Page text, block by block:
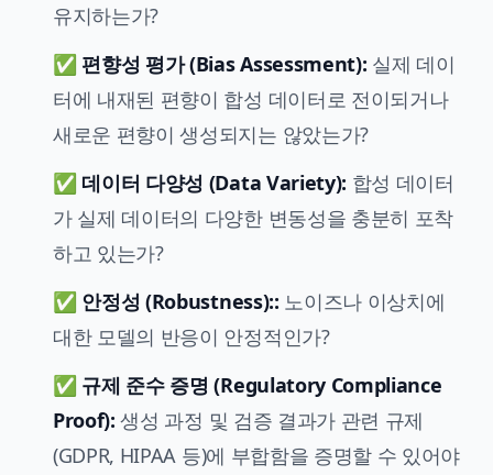
유지하는가?
✅ 편향성 평가 (Bias Assessment): 실제 데이
터에 내재된 편향이 합성 데이터로 전이되거나
새로운 편향이 생성되지는 않았는가?
✅ 데이터 다양성 (Data Variety): 합성 데이터
가 실제 데이터의 다양한 변동성을 충분히 포착
하고 있는가?
✅ 안정성 (Robustness):: 노이즈나 이상치에
대한 모델의 반응이 안정적인가?
✅ 규제 준수 증명 (Regulatory Compliance
Proof): 생성 과정 및 검증 결과가 관련 규제
(GDPR, HIPAA 등)에 부합함을 증명할 수 있어야